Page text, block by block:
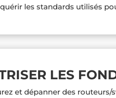
les standards utilisés
LES
et dépanner des routeurs/